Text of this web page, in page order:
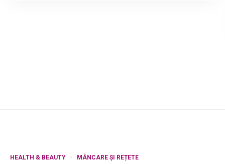
HEALTH & BEAUTY MÂNCARE ȘI REȚETE